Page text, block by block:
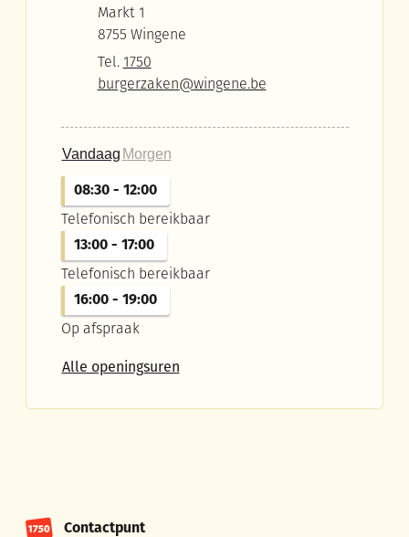
Markt 1
,8755 Wingene
1750
E-mailburgerzaken@wingene.be
Vandaag Morgen
08:30 - 12:00
Telefonisch bereikbaar
13:00 - 17:00
Telefonisch bereikbaar
16:00 - 19:00
Op afspraak
Alle openingsurenBurgerzaken vestiging Ruiselede
Contactpunt